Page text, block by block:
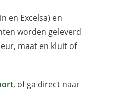
en Excelsa) en
worden geleverd
maat en kluit of
, of ga direct naar